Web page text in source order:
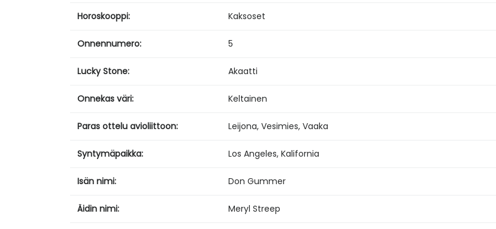
Horoskooppi: Kaksoset
Onnennumero: 5
Lucky Stone: Akaatti
Onnekas väri: Keltainen
Paras ottelu avioliittoon: Leijona, Vesimies, Vaaka
Syntymäpaikka: Los Angeles, Kalifornia
Isän nimi: Don Gummer
Äidin nimi: Meryl Streep